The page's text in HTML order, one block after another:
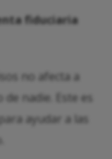
fiduciaria
no afecta a
nadie. Este es
ayudar a las